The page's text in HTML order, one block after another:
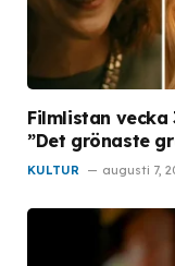
Filmlistan vecka
”Det grönaste
KULTUR augusti 7,